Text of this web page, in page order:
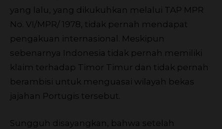
yang lalu, yang dikukuhkan melalui TAP MPR
No. VI/MPR/ 1978, tidak pernah mendapat
pengakuan internasional. Meskipun
sebenarnya Indonesia tidak pernah memiliki
klaim terhadap Timor Timur dan tidak pernah
berambisi untuk menguasai wilayah bekas
jajahan Portugis tersebut.
Sungguh disayangkan, bahwa setelah